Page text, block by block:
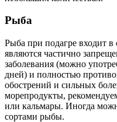
Рыба
Рыба при подагре входит
являются частично
заболевания (можно
дней) и полностью
обострений и сильных
морепродукты,
или кальмары. Иногда
сортами рыбы.